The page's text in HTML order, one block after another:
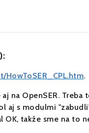
.
na OpenSER.
aj s modulmi
OK, takže sme na to